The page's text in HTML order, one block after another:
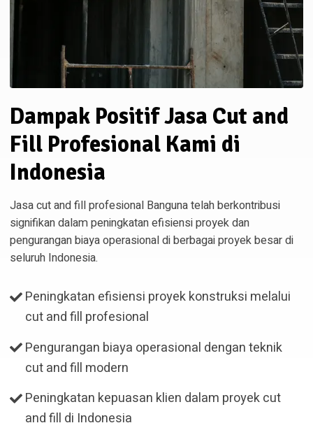
Dampak Positif Jasa Cut and
Fill Profesional Kami di
Indonesia
Jasa cut and fill profesional Banguna telah berkontribusi
signifikan dalam peningkatan efisiensi proyek dan
pengurangan biaya operasional di berbagai proyek besar di
seluruh Indonesia.
Peningkatan efisiensi proyek konstruksi melalui
cut and fill profesional
Pengurangan biaya operasional dengan teknik
cut and fill modern
Peningkatan kepuasan klien dalam proyek cut
and fill di Indonesia